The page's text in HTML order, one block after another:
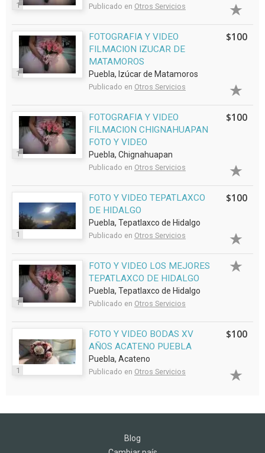
1 Publicado en Otros Servicios
1
FOTOGRAFIA Y VIDEO
FILMACION IZUCAR DE
MATAMOROS
Puebla, Izúcar de Matamoros
Publicado en Otros Servicios
$100
1
FOTOGRAFIA Y VIDEO
FILMACION CHIGNAHUAPAN
FOTO Y VIDEO
Puebla, Chignahuapan
Publicado en Otros Servicios
$100
1
FOTO Y VIDEO TEPATLAXCO
DE HIDALGO
Puebla, Tepatlaxco de Hidalgo
Publicado en Otros Servicios
$100
1
FOTO Y VIDEO LOS MEJORES
TEPATLAXCO DE HIDALGO
Puebla, Tepatlaxco de Hidalgo
Publicado en Otros Servicios
1
FOTO Y VIDEO BODAS XV
AÑOS ACATENO PUEBLA
Puebla, Acateno
Publicado en Otros Servicios
$100
Blog